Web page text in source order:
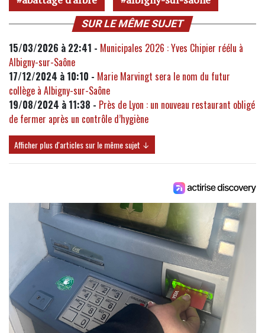
SUR LE MÊME SUJET
15/03/2026 à 22:41 - Municipales 2026 : Yves Chipier réélu à
Albigny-sur-Saône
17/12/2024 à 10:10 - Marie Marvingt sera le nom du futur
collège à Albigny-sur-Saône
19/08/2024 à 11:38 - Près de Lyon : un nouveau restaurant obligé
de fermer après un contrôle d’hygiène
Afficher plus d'articles sur le même sujet ↓